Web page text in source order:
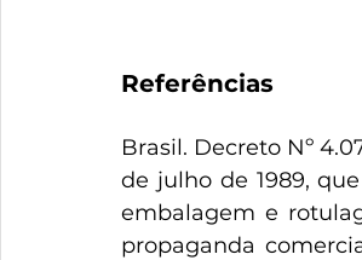
Referências
Brasil. Decreto Nº
de julho de 1989,
embalagem e
propaganda